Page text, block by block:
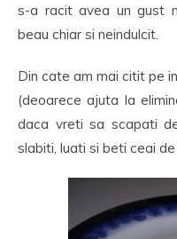
s-a racit avea un gust
beau chiar si neindulcit.
Din cate am mai citit pe
(deoarece ajuta la
daca vreti sa scapati
slabiti, luati si beti ceai de